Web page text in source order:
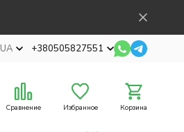
UA +380505827551
Сравнение Избранное Корзина